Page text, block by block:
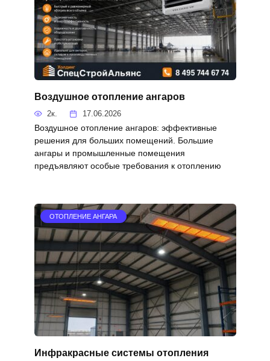
Воздушное отопление ангаров
2к. 17.06.2026
Воздушное отопление ангаров: эффективные
решения для больших помещений. Большие
ангары и промышленные помещения
предъявляют особые требования к отоплению
ОТОПЛЕНИЕ АНГАРА
Инфракрасные системы отопления